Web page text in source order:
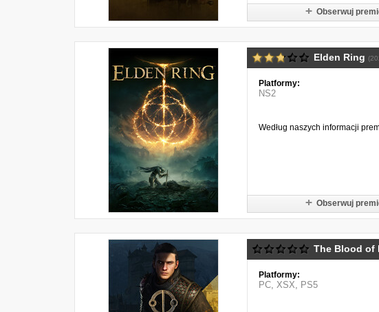
Obserwuj
Elden Ring
Platformy:
NS2
Według naszych informacji
Obserwuj
The Blood of
Platformy:
PC, XSX, PS5